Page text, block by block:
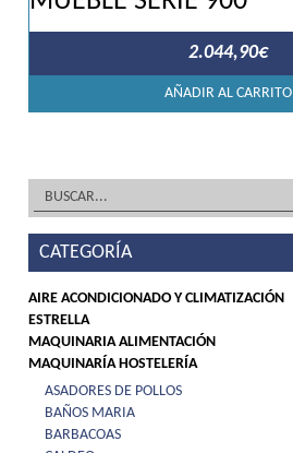
2.044,90€
AÑADIR AL CARRITO
CATEGORÍA
AIRE ACONDICIONADO Y CLIMATIZACIÓN
ESTRELLA
MAQUINARIA ALIMENTACIÓN
MAQUINARÍA HOSTELERÍA
ASADORES DE POLLOS
BAÑOS MARIA
BARBACOAS